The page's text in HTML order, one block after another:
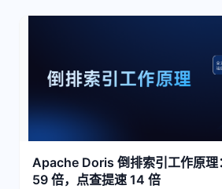
Apache Doris 倒排索引工作原理
59 倍，点查提速 14 倍